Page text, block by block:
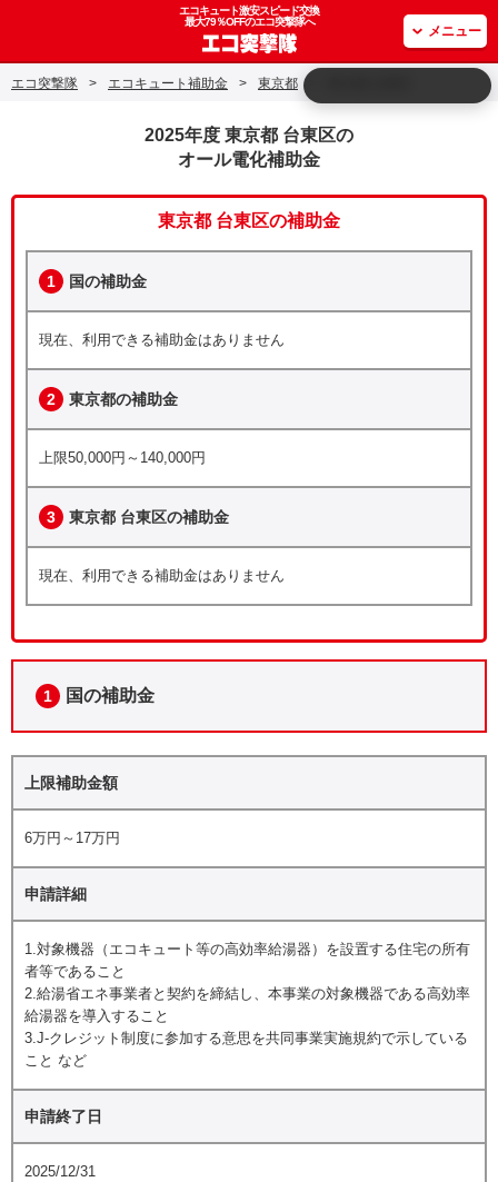
エコキュート激安スピード交換
最大79％OFFのエコ突撃隊へ
メニュー
エコ突撃隊 > エコキュート補助金 > 東京都
2025年度 東京都 台東区の
オール電化補助金
東京都 台東区の補助金
1 国の補助金
現在、利用できる補助金はありません
2 東京都の補助金
上限50,000円～140,000円
3 東京都 台東区の補助金
現在、利用できる補助金はありません
1 国の補助金
上限補助金額
6万円～17万円
申請詳細
1.対象機器（エコキュート等の高効率給湯器）を設置する住宅の所有
者等であること
2.給湯省エネ事業者と契約を締結し、本事業の対象機器である高効率
給湯器を導入すること
3.J-クレジット制度に参加する意思を共同事業実施規約で示している
こと など
申請終了日
2025/12/31